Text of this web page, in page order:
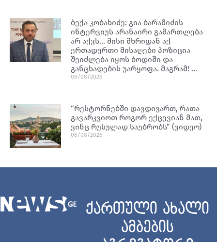
ბექა კობახიძე: გია ბარამიძის
ინტერვიუს არანაირი გამართლება
არ აქვს… მისი მხრიდან აქ
ერთადერთი მისაღები პოზიცია
შეიძლება იყოს ბოდიში და
განცხადების უარყოფა. მაგრამ! …
08/08/2026
“რესტორნებში დავდივართ, რათა
გავარკვიოთ როგორ ექცევიან მათ,
ვინც რუსულად საუბრობს” (ვიდეო)
08/08/2026
ქართული ახალი
ამბების